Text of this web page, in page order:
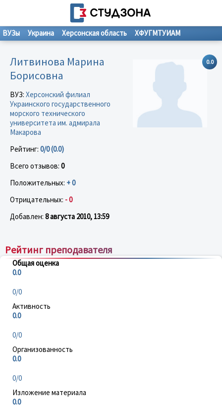
ВУЗы Украина Херсонская область ХФУГМТУИАМ
0.0
Литвинова Марина
Борисовна
ВУЗ: Херсонский филиал
Украинского государственного
морского технического
университета им. адмирала
Макарова
Рейтинг: 0/0 (0.0)
Всего отзывов: 0
Положительных: + 0
Отрицательных: - 0
Добавлен: 8 августа 2010, 13:59
Рейтинг преподавателя
Общая оценка
0.0
0/0
Активность
0.0
0/0
Организованность
0.0
0/0
Изложение материала
0.0